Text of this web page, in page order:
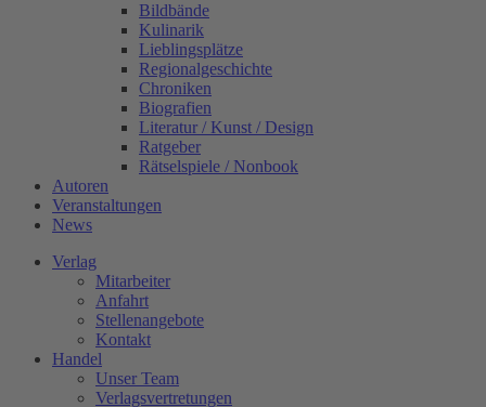
Bildbände
Kulinarik
Lieblingsplätze
Regionalgeschichte
Chroniken
Biografien
Literatur / Kunst / Design
Ratgeber
Rätselspiele / Nonbook
Autoren
Veranstaltungen
News
Verlag
Mitarbeiter
Anfahrt
Stellenangebote
Kontakt
Handel
Unser Team
Verlagsvertretungen